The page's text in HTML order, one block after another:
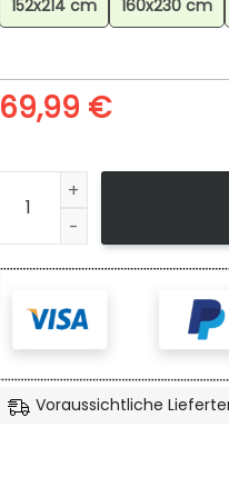
152x214 cm 160x230 cm
69,99 €
Blitza Pokmon Jolteon
Voraussichtliche